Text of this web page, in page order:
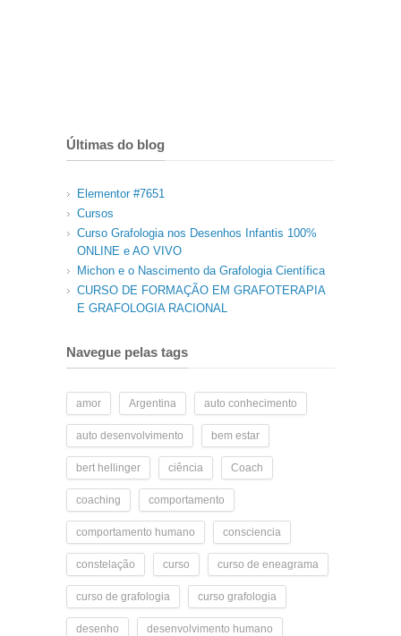
Últimas do blog
Elementor #7651
Cursos
Curso Grafologia nos Desenhos Infantis 100%
ONLINE e AO VIVO
Michon e o Nascimento da Grafologia Científica
CURSO DE FORMAÇÃO EM GRAFOTERAPIA
E GRAFOLOGIA RACIONAL
Navegue pelas tags
amor Argentina auto conhecimento
auto desenvolvimento bem estar
bert hellinger ciência Coach
coaching comportamento
comportamento humano consciencia
constelação curso curso de eneagrama
curso de grafologia curso grafologia
desenho desenvolvimento humano